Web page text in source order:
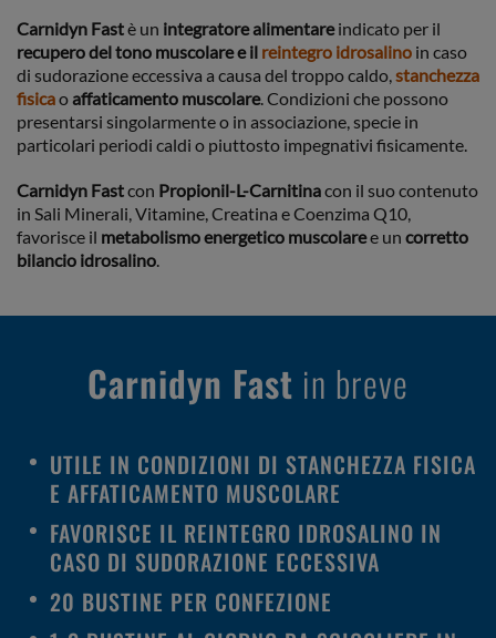
Carnidyn Fastè un integratore alimentareindicato per il
recupero del tono muscolare e il reintegro idrosalino in caso
di sudorazione eccessiva a causa del troppo caldo,stanchezza
fisicaoaffaticamento muscolare. Condizioni che possono
presentarsi singolarmente o in associazione, specie in
particolari periodi caldi o piuttosto impegnativi fisicamente.
Carnidyn Fastcon Propionil-L-Carnitinacon il suo contenuto
in Sali Minerali, Vitamine, Creatina e Coenzima Q10,
favorisce il metabolismo energetico muscolaree un corretto
bilancio idrosalino.
Carnidyn Fast in breve
UTILE IN CONDIZIONI DI STANCHEZZA FISICA
E AFFATICAMENTO MUSCOLARE
FAVORISCE IL REINTEGRO IDROSALINO IN
CASO DI SUDORAZIONE ECCESSIVA
20 BUSTINE PER CONFEZIONE